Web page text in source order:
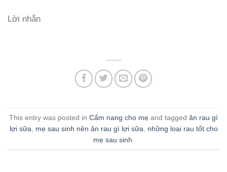
Lời nhắn
This entry was posted in Cẩm nang cho mẹ and tagged ăn rau gì
lợi sữa
mẹ sau sinh nên ăn rau gì lợi sữa
những loại rau tốt cho
mẹ sau sinh